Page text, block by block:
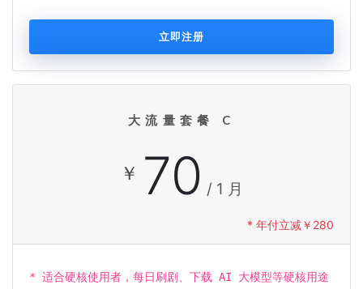
立即注册
大流量套餐 C
￥ 70 / 1 月
* 年付立减￥280
* 适合硬核使用者，每日刷剧、下载 AI 大模型等硬核用途